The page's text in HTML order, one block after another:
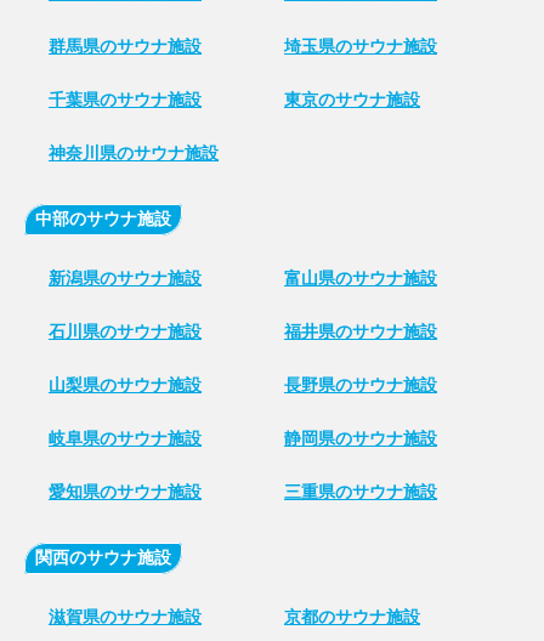
群馬県のサウナ施設 埼玉県のサウナ施設
千葉県のサウナ施設 東京のサウナ施設
神奈川県のサウナ施設
中部のサウナ施設
新潟県のサウナ施設 富山県のサウナ施設
石川県のサウナ施設 福井県のサウナ施設
山梨県のサウナ施設 長野県のサウナ施設
岐阜県のサウナ施設 静岡県のサウナ施設
愛知県のサウナ施設 三重県のサウナ施設
関西のサウナ施設
滋賀県のサウナ施設 京都のサウナ施設